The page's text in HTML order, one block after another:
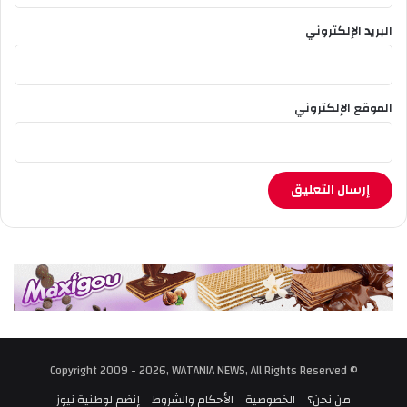
ا
ل
ا
ع
ش
ر
ة
ا
ل
ي
ة
ن
البريد الإلكتروني
الموقع الإلكتروني
© Copyright 2009 - 2026, WATANIA NEWS, All Rights Reserved
من نحن؟
الخصوصية الأحكام والشروط إنضم لوطنية نيوز